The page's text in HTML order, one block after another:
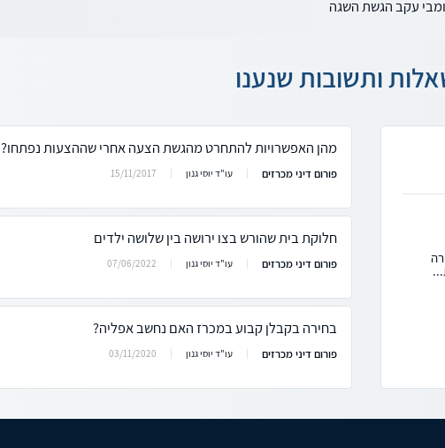
עקב הגשת השגה
ותשובות שנענו
מהן האפשרויות להתחרט מהגשת הצעה אחרי שההצעות נפתחו?
פורום דיני מכרזים עו"ד יוסי גנון 15/11/2017
חלוקת בית שהורש בצו ירושה בין שלושה ילדים
פורום דיני מכרזים עו"ד יוסי גנון 07/06/2022
בחירה בקבלן קבוע במכרז האם נחשב אפליה?
פורום דיני מכרזים עו"ד יוסי גנון 03/11/2020